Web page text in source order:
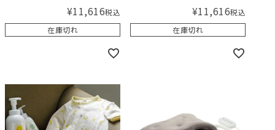
¥11,616税込
在庫切れ
¥11,616税込
在庫切れ